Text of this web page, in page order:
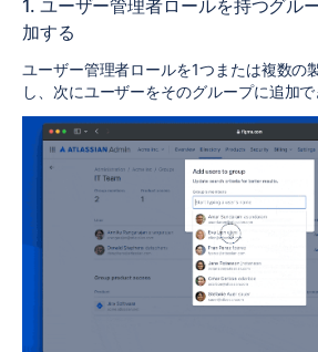
1. ユーザー管理者ロールを持つグル
加する
ユーザー管理者ロールを1つまたは複数の
し、次にユーザーをそのグループに追加で